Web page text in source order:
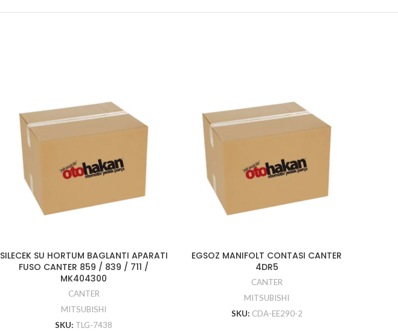
SILECEK SU HORTUM BAGLANTI APARATI
FUSO CANTER 859 / 839 / 711 /
MK404300
CANTER
MITSUBISHI
SKU: TLG-7438
EGSOZ MANIFOLT CONTASI CANTER
4DR5
CANTER
MITSUBISHI
SKU: CDA-EE290-2